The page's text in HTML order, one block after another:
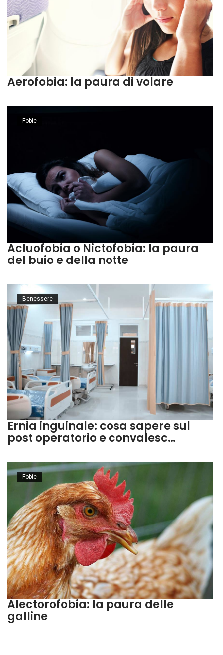
Aerofobia: la paura di volare
Acluofobia o Nictofobia: la paura
del buio e della notte
Fobie
Ernia inguinale: cosa sapere sul
post operatorio e convalesc…
Benessere
Alectorofobia: la paura delle
galline
Fobie